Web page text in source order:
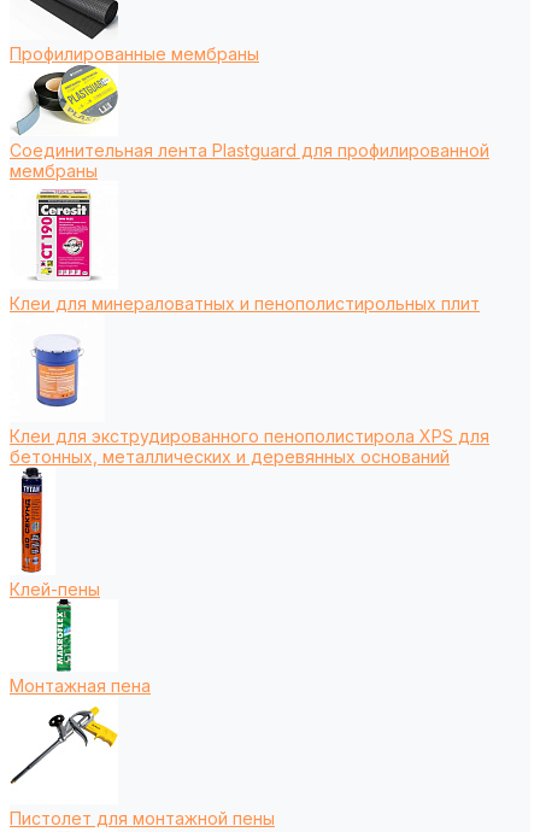
Профилированные мембраны
Соединительная лента Plastguard для профилированной
мембраны
Клеи для минераловатных и пенополистирольных плит
Клеи для экструдированного пенополистирола XPS для
бетонных, металлических и деревянных оснований
Клей-пены
Монтажная пена
Пистолет для монтажной пены